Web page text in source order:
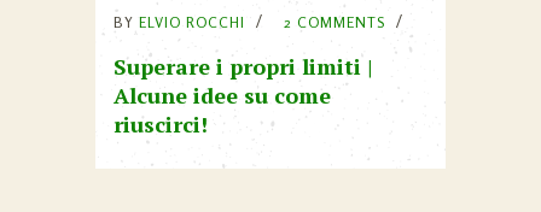
BY ELVIO ROCCHI 2 COMMENTS
Superare i propri limiti |
Alcune idee su come
riuscirci!